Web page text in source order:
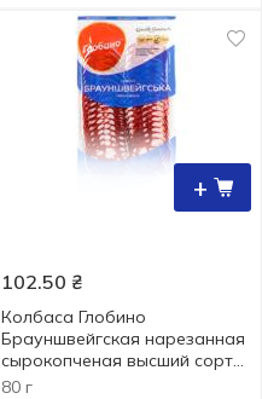
+
102.50 ₴
Колбаса Глобино
Брауншвейгская нарезанная
сырокопченая высший сорт
80г
80 г